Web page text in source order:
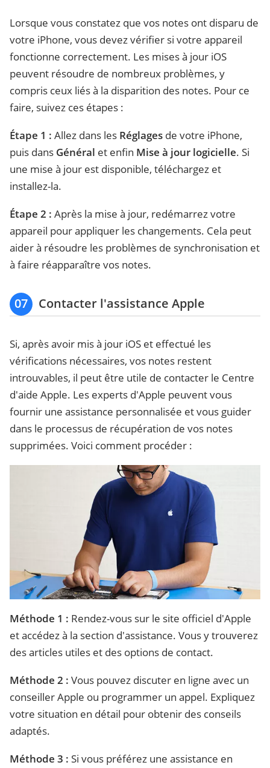
Lorsque vous constatez que vos notes ont disparu de
votre iPhone, vous devez vérifier si votre appareil
fonctionne correctement. Les mises à jour iOS
peuvent résoudre de nombreux problèmes, y
compris ceux liés à la disparition des notes. Pour ce
faire, suivez ces étapes :
Étape 1 : Allez dans les Réglages de votre iPhone,
puis dans Général et enfin Mise à jour logicielle. Si
une mise à jour est disponible, téléchargez et
installez-la.
Étape 2 : Après la mise à jour, redémarrez votre
appareil pour appliquer les changements. Cela peut
aider à résoudre les problèmes de synchronisation et
à faire réapparaître vos notes.
07 Contacter l'assistance Apple
Si, après avoir mis à jour iOS et effectué les
vérifications nécessaires, vos notes restent
introuvables, il peut être utile de contacter le Centre
d'aide Apple. Les experts d'Apple peuvent vous
fournir une assistance personnalisée et vous guider
dans le processus de récupération de vos notes
supprimées. Voici comment procéder :
Méthode 1 : Rendez-vous sur le site officiel d'Apple
et accédez à la section d'assistance. Vous y trouverez
des articles utiles et des options de contact.
Méthode 2 : Vous pouvez discuter en ligne avec un
conseiller Apple ou programmer un appel. Expliquez
votre situation en détail pour obtenir des conseils
adaptés.
Méthode 3 : Si vous préférez une assistance en